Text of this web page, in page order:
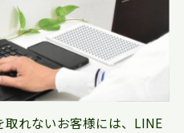
れないお客様には、LINE